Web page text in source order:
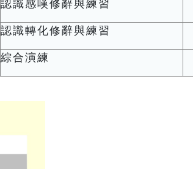
認識感嘆修辭與練習
認識轉化修辭與練習
綜合演練